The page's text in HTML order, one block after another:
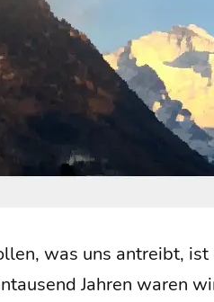
was uns antreibt,
Jah­ren waren